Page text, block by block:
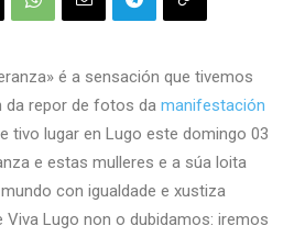
é a sensación que tivemos
da repor de fotos da manifestación
tivo lugar en Lugo este domingo 03
e estas mulleres e a súa loita
con igualdade e xustiza
Viva Lugo non o dubidamos: iremos